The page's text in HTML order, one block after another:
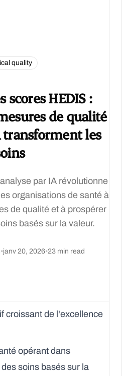
quality
HEDIS :
de qualité
transforment les
par IA révolutionne
organisations de santé à
de qualité et à prospérer
basés sur la valeur.
•janv 20, 2026•23 min read
croissant de l'excellence
opérant dans
soins basés sur la